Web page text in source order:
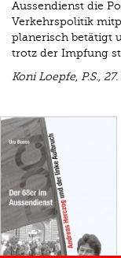
Aussendienst die
Verkehrspolitik
planerisch betätigt
trotz der Impfung
Koni Loepfe, P.S.,